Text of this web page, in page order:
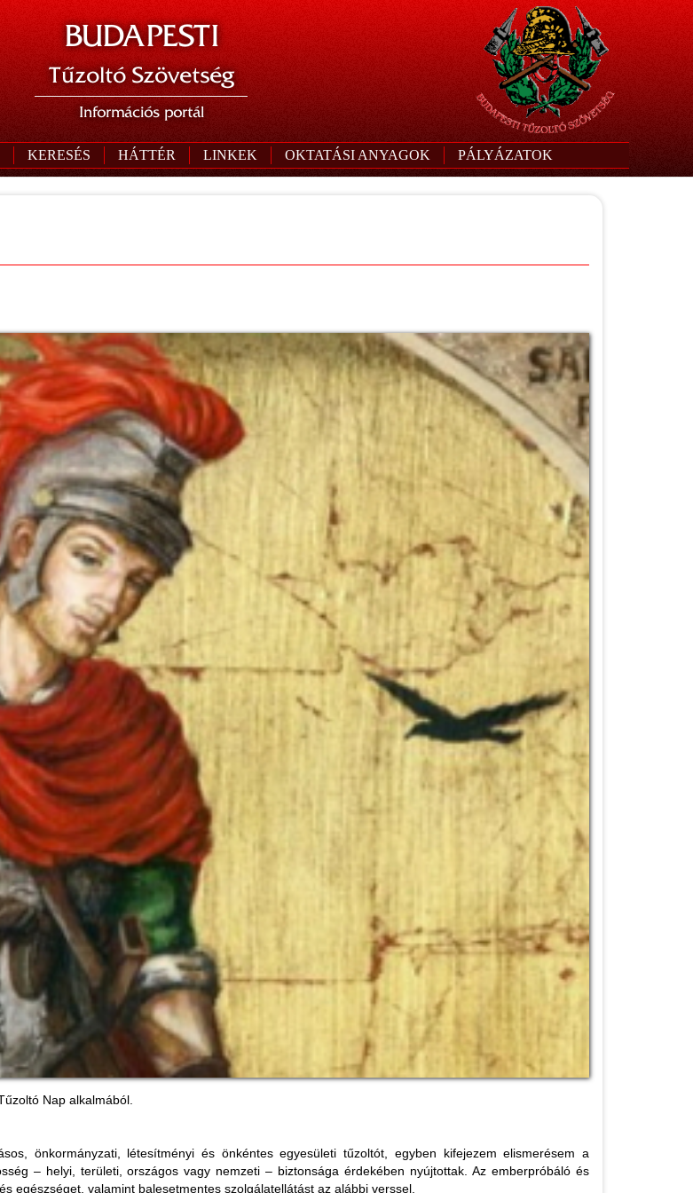
BUDAPESTI
Tűzoltó Szövetség
Információs portál
KERESÉS HÁTTÉR LINKEK OKTATÁSI ANYAGOK PÁLYÁZATOK
Nap alkalmából.
önkormányzati, létesítményi és önkéntes egyesületi tűzoltót, egyben kifejezem elismerésem a
– helyi, területi, országos vagy nemzeti – biztonsága érdekében nyújtottak. Az emberpróbáló és
egészséget, valamint balesetmentes szolgálatellátást az alábbi verssel.